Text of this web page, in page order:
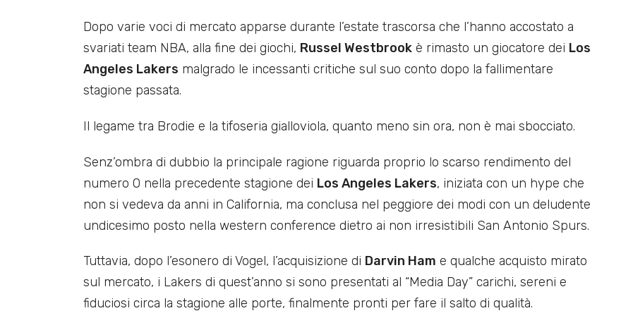
Dopo varie voci di mercato apparse durante l’estate trascorsa che l’hanno accostato a
svariati team NBA, alla fine dei giochi, Russel Westbrook è rimasto un giocatore dei Los
Angeles Lakers malgrado le incessanti critiche sul suo conto dopo la fallimentare
stagione passata.
Il legame tra Brodie e la tifoseria gialloviola, quanto meno sin ora, non è mai sbocciato.
Senz’ombra di dubbio la principale ragione riguarda proprio lo scarso rendimento del
numero 0 nella precedente stagione dei Los Angeles Lakers, iniziata con un hype che
non si vedeva da anni in California, ma conclusa nel peggiore dei modi con un deludente
undicesimo posto nella western conference dietro ai non irresistibili San Antonio Spurs.
Tuttavia, dopo l’esonero di Vogel, l’acquisizione di Darvin Ham e qualche acquisto mirato
sul mercato, i Lakers di quest’anno si sono presentati al “Media Day” carichi, sereni e
fiduciosi circa la stagione alle porte, finalmente pronti per fare il salto di qualità.